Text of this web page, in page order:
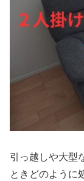
引っ越しや大型
ときどのように